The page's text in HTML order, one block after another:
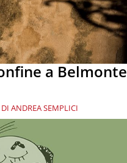
a Belmonte
DI ANDREA SEMPLICI